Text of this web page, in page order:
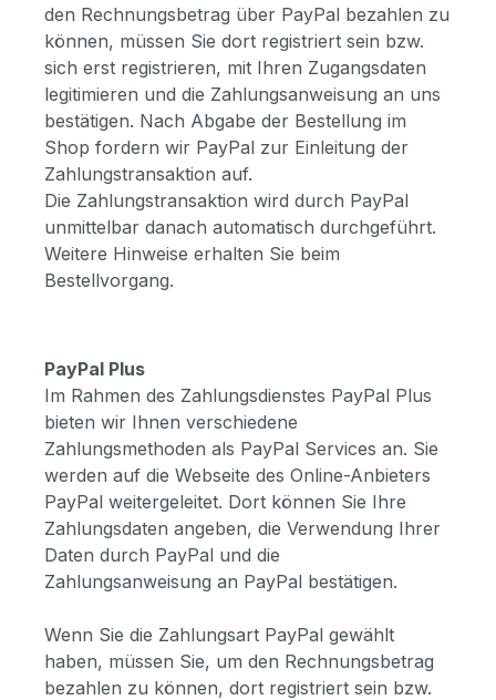
den Rechnungsbetrag über PayPal bezahlen zu
können, müssen Sie dort registriert sein bzw.
sich erst registrieren, mit Ihren Zugangsdaten
legitimieren und die Zahlungsanweisung an uns
bestätigen. Nach Abgabe der Bestellung im
Shop fordern wir PayPal zur Einleitung der
Zahlungstransaktion auf.
Die Zahlungstransaktion wird durch PayPal
unmittelbar danach automatisch durchgeführt.
Weitere Hinweise erhalten Sie beim
Bestellvorgang.
PayPal Plus
Im Rahmen des Zahlungsdienstes PayPal Plus
bieten wir Ihnen verschiedene
Zahlungsmethoden als PayPal Services an. Sie
werden auf die Webseite des Online-Anbieters
PayPal weitergeleitet. Dort können Sie Ihre
Zahlungsdaten angeben, die Verwendung Ihrer
Daten durch PayPal und die
Zahlungsanweisung an PayPal bestätigen.
Wenn Sie die Zahlungsart PayPal gewählt
haben, müssen Sie, um den Rechnungsbetrag
bezahlen zu können, dort registriert sein bzw.